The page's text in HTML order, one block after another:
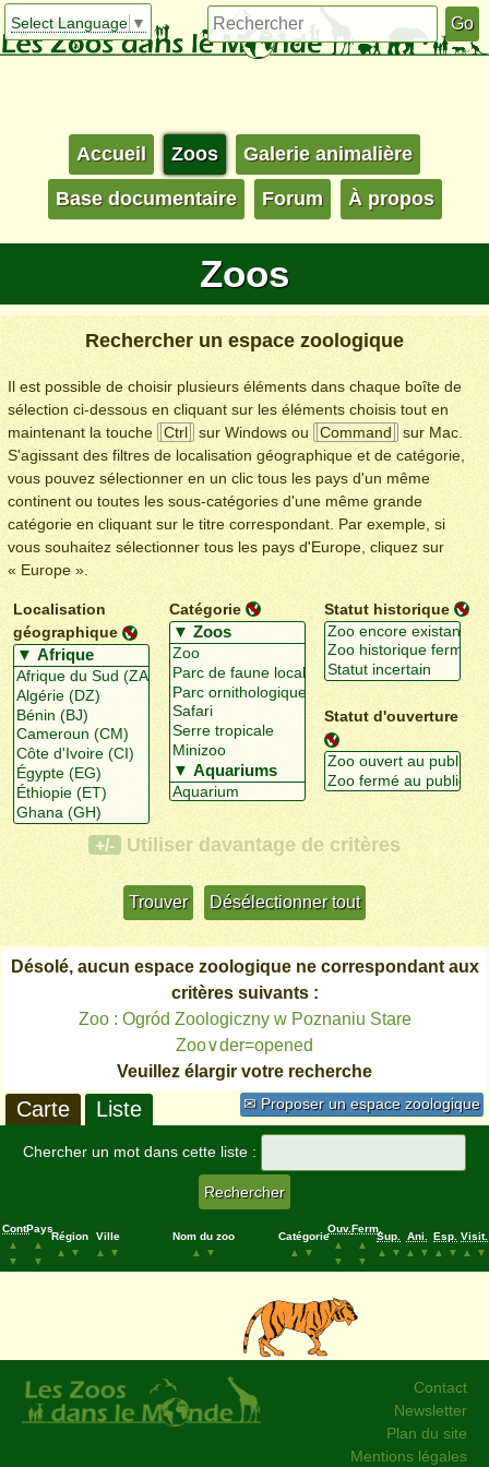
Select Language ▼
Accueil Zoos Galerie animalière
Base documentaire Forum À propos
Zoos
Rechercher un espace zoologique
Il est possible de choisir plusieurs éléments dans chaque boîte de
sélection ci-dessous en cliquant sur les éléments choisis tout en
maintenant la touche
Ctrl sur Windows ou Command
sur Mac.
S'agissant des filtres de localisation géographique et de catégorie,
vous pouvez sélectionner en un clic tous les pays d'un même
continent ou toutes les sous-catégories d'une même grande
catégorie en cliquant sur le titre correspondant. Par exemple, si
vous souhaitez sélectionner tous les pays d'Europe, cliquez sur
« Europe ».
Localisation
géographique
Catégorie Statut historique
Statut d'ouverture
+/- Utiliser davantage de critères
Désolé, aucun espace zoologique ne correspondant aux
critères suivants :
Zoo : Ogród Zoologiczny w Poznaniu Stare
Zoo∨der=opened
Veuillez élargir votre recherche
✉ Proposer un espace zoologique
Carte Liste
Chercher un mot dans cette liste :
Cont.
▲
▼
Pays
▲
▼
Région
▲
▼
Ville
▲
▼
Nom du zoo
▲
▼
Catégorie
▲
▼
Ouv.
▲
▼
Ferm.
▲
▼
Sup.
▲
▼
Ani.
▲
▼
Esp.
▲
▼
Visit.
▲
▼
Contact
Newsletter
Plan du site
Mentions légales